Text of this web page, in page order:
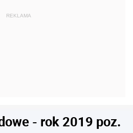
- rok 2019 poz.